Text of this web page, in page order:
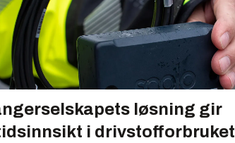
løsning gir
i drivstofforbruket